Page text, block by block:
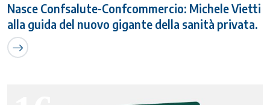
Nasce Confsalute-Confcommercio: Michele Vietti
alla guida del nuovo gigante della sanità privata.